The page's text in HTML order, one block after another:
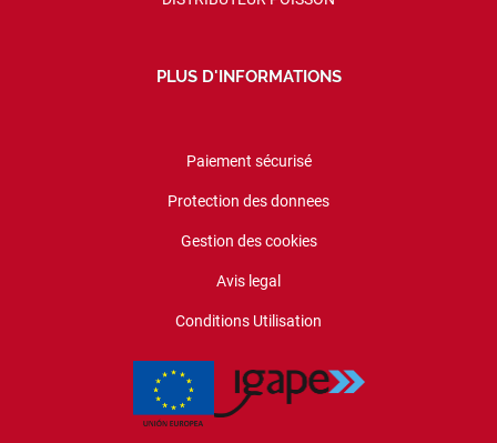
PLUS D'INFORMATIONS
Paiement sécurisé
Protection des donnees
Gestion des cookies
Avis legal
Conditions Utilisation